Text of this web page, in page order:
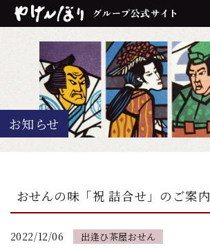
お知らせ
おせんの味「祝 詰合せ」のご案内
2022/12/06 出逢ひ茶屋おせん